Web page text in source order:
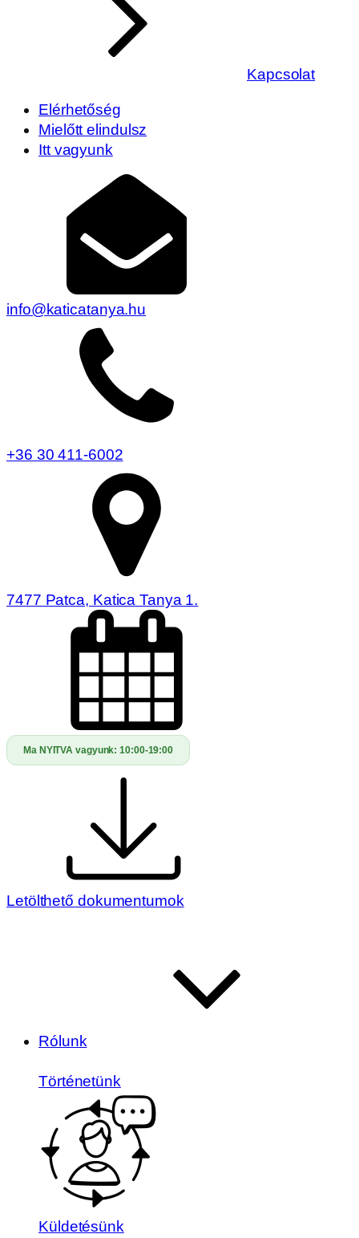
Kapcsolat
Elérhetőség
Mielőtt elindulsz
Itt vagyunk
info@katicatanya.hu
+36 30 411-6002
7477 Patca, Katica Tanya 1.
Ma NYITVA vagyunk:10:00-19:00
Letölthető dokumentumok
Rólunk
Történetünk
Küldetésünk